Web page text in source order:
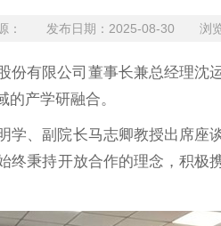
： 发布日期：2025-08-30 浏览
有限公司董事长兼总经理
产学研融合。
、副院长马志卿教授出席座
秉持开放合作的理念，积极